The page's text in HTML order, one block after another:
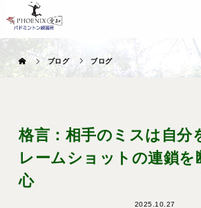
ブログ ブログ
格言：相手のミスは自分
レームショットの連鎖を
心
2025.10.27